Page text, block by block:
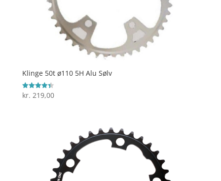
Klinge 50t ø110 5H Alu Sølv
Vurderet
4.4
kr. 219,00